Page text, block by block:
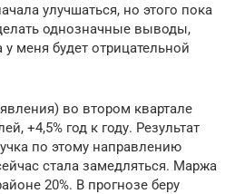
улучшаться, но этого пока
однозначные выводы,
меня будет отрицательной
во втором квартале
+4,5% год к году. Результат
по этому направлению
стала замедляться. Маржа
20%. В прогнозе беру